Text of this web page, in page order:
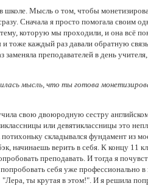
школе. Мысль о том, чтобы
Сначала я просто помогала своим
которую мы проходили, и она всё
тоже каждый раз давали обратную
заменяла преподавателей в день
мысль, что ты готова
свою двоюродную сестру
или девятиклассницы это
складывался фундамент из
начинаешь верить в себя. К концу 11
преподавать. И тогда я
себя уже профессионально в
ты крутая в этом!". И я решила